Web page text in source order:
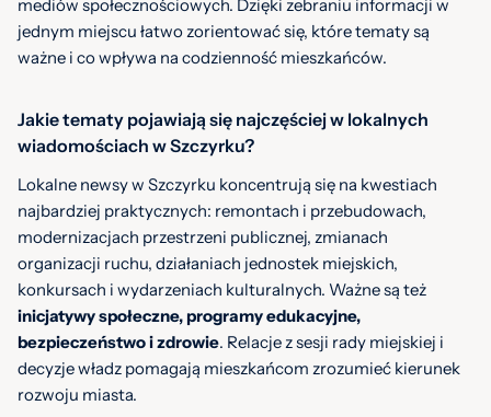
mediów społecznościowych. Dzięki zebraniu informacji w
jednym miejscu łatwo zorientować się, które tematy są
ważne i co wpływa na codzienność mieszkańców.
Jakie tematy pojawiają się najczęściej w lokalnych
wiadomościach w Szczyrku?
Lokalne newsy w Szczyrku koncentrują się na kwestiach
najbardziej praktycznych: remontach i przebudowach,
modernizacjach przestrzeni publicznej, zmianach
organizacji ruchu, działaniach jednostek miejskich,
konkursach i wydarzeniach kulturalnych. Ważne są też
inicjatywy społeczne, programy edukacyjne,
bezpieczeństwo i zdrowie. Relacje z sesji rady miejskiej i
decyzje władz pomagają mieszkańcom zrozumieć kierunek
rozwoju miasta.